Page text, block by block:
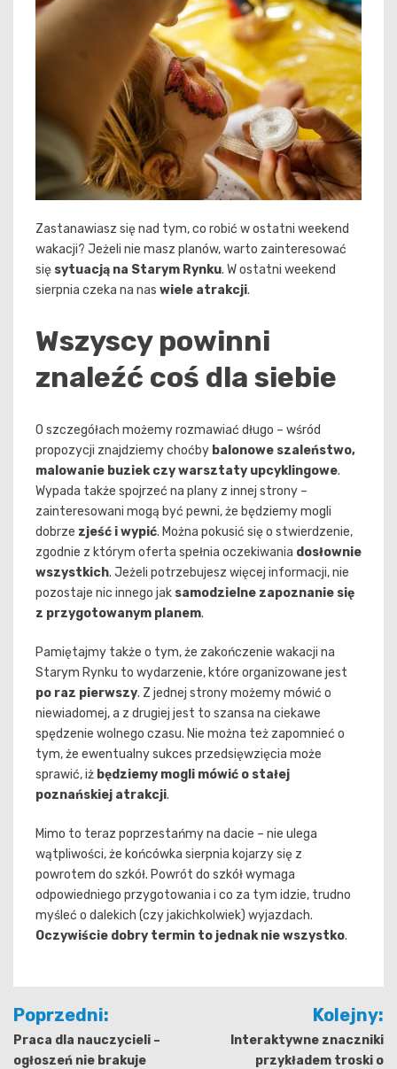
Zastanawiasz się nad tym, co robić w ostatni weekend
wakacji? Jeżeli nie masz planów, warto zainteresować
się sytuacją na Starym Rynku. W ostatni weekend
sierpnia czeka na nas wiele atrakcji.
Wszyscy powinni
znaleźć coś dla siebie
O szczegółach możemy rozmawiać długo – wśród
propozycji znajdziemy choćby balonowe szaleństwo,
malowanie buziek czy warsztaty upcyklingowe.
Wypada także spojrzeć na plany z innej strony –
zainteresowani mogą być pewni, że będziemy mogli
dobrze zjeść i wypić. Można pokusić się o stwierdzenie,
zgodnie z którym oferta spełnia oczekiwania dosłownie
wszystkich. Jeżeli potrzebujesz więcej informacji, nie
pozostaje nic innego jak samodzielne zapoznanie się
z przygotowanym planem.
Pamiętajmy także o tym, że zakończenie wakacji na
Starym Rynku to wydarzenie, które organizowane jest
po raz pierwszy. Z jednej strony możemy mówić o
niewiadomej, a z drugiej jest to szansa na ciekawe
spędzenie wolnego czasu. Nie można też zapomnieć o
tym, że ewentualny sukces przedsięwzięcia może
sprawić, iż będziemy mogli mówić o stałej
poznańskiej atrakcji.
Mimo to teraz poprzestańmy na dacie – nie ulega
wątpliwości, że końcówka sierpnia kojarzy się z
powrotem do szkół. Powrót do szkół wymaga
odpowiedniego przygotowania i co za tym idzie, trudno
myśleć o dalekich (czy jakichkolwiek) wyjazdach.
Oczywiście dobry termin to jednak nie wszystko.
Nawigacja
wpisu
Poprzedni:
Praca dla nauczycieli –
ogłoszeń nie brakuje
Kolejny:
Interaktywne znaczniki
przykładem troski o